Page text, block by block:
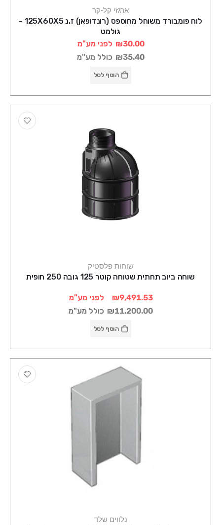
ארגזי קל-קר
לוח פומבורד משוחל מחוספס (רונדופאן) ז.נ 125X60X5 -
גולמט
₪30.00 לפני מע"מ
₪35.40 כולל מע"מ
הוסף לסל
שוחות פלסטיק
שוחה ביוב תחתית שטוחה קוטר 125 גובה 250 חופית
₪9,491.53
לפני מע"מ
₪11,200.00 כולל מע"מ
הוסף לסל
נלווים שלד